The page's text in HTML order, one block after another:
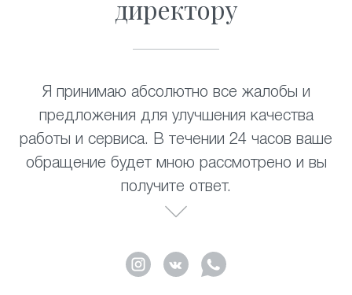
директору
Я принимаю абсолютно все жалобы и
предложения для улучшения качества
работы и сервиса. В течении 24 часов ваше
обращение будет мною рассмотрено и вы
получите ответ.